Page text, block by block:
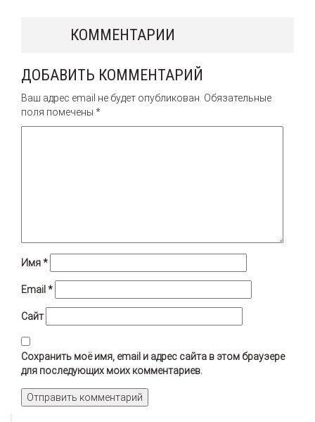
КОММЕНТАРИИ
ДОБАВИТЬ КОММЕНТАРИЙ
Ваш адрес email не будет опубликован. Обязательные
поля помечены *
Имя*
Email *
Сайт
Сохранить моё имя, email и адрес сайта в этом браузере
для последующих моих комментариев.